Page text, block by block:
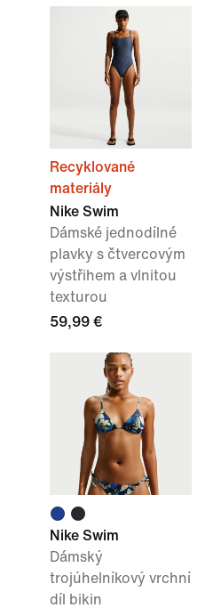
Recyklované
materiály
Nike Swim
Dámské jednodílné
plavky s čtvercovým
výstřihem a vlnitou
texturou
59,99 €
Nike Swim
Dámský
trojúhelníkový vrchní
díl bikin